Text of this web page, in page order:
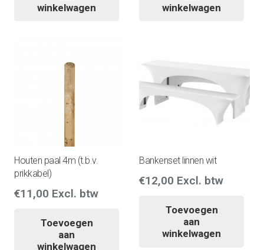
winkelwagen
winkelwagen
Houten paal 4m (t.b.v.
prikkabel)
€11,00 Excl. btw
Toevoegen
aan
winkelwagen
Bankenset linnen wit
€12,00 Excl. btw
Toevoegen
aan
winkelwagen